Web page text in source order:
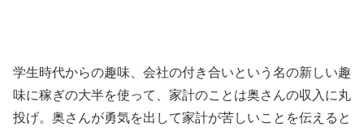
学生時代からの趣味、会社の付き合いという名の新しい趣
味に稼ぎの大半を使って、家計のことは奥さんの収入に丸
投げ。奥さんが勇気を出して家計が苦しいことを伝えると